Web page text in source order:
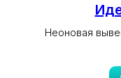
Неоновая